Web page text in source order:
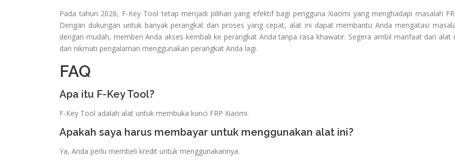
Pada tahun 2026, F-Key Tool tetap menjadi pilihan yang efektif bagi pengguna Xiaomi yang menghadapi masalah
Dengan dukungan untuk banyak perangkat dan proses yang cepat, alat ini dapat membantu Anda mengatasi
dengan mudah, memberi Anda akses kembali ke perangkat Anda tanpa rasa khawatir. Segera ambil manfaat dari alat
dan nikmati pengalaman menggunakan perangkat Anda lagi.
FAQ
Apa itu F-Key Tool?
F-Key Tool adalah alat untuk membuka kunci FRP Xiaomi.
Apakah saya harus membayar untuk menggunakan alat ini?
Ya, Anda perlu membeli kredit untuk menggunakannya.